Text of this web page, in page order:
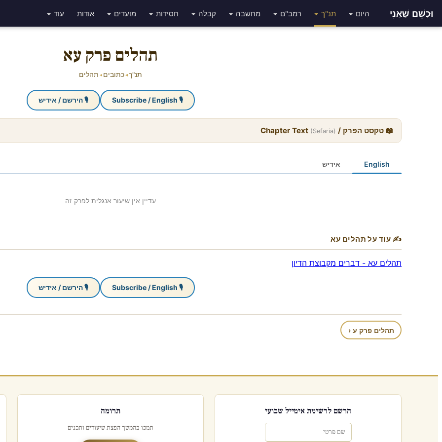
וּכְשֵׁם שֶׁאֲנִי היום תנ"ך רמב"ם מחשבה קבלה חסידות מועדים אודות עוד
תהלים פרק עא
תנ"ך◂כתובים ◂ תהלים
🎙 Subscribe / English 🎙 הירשם / אידיש
📖 טקסט הפרק / Chapter Text (Sefaria)
English אידיש
עדיין אין שיעור אנגלית לפרק זה
✍ עוד על תהלים עא
תהלים עא - דברים מקבוצת הדיון
🎙 Subscribe / English 🎙 הירשם / אידיש
תהלים פרק ע ‹
הרשם לרשימת אימייל שבועי תרומה
תמכו בהמשך הפצת שיעורים ותכנים